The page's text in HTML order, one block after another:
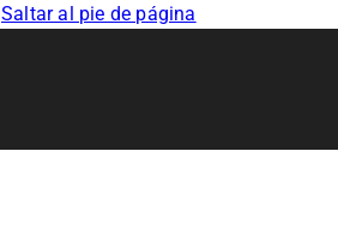
Saltar al pie de página